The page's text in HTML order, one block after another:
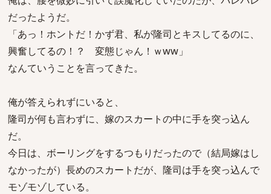
だったようだ。
「あっ！ホントだ！かず君、私が隆司とキスしてるのに、
興奮してるの！？ 変態じゃん！ｗww」
なんていうことを言ってきた。
俺が答えられずにいると、
隆司が何も言わずに、嫁のスカートの中に手を突っ込ん
だ。
今日は、ボーリングをするつもりだったので（結局嫁はし
なかったが）長めのスカートだが、隆司は手を突っ込んで
モゾモゾしている。